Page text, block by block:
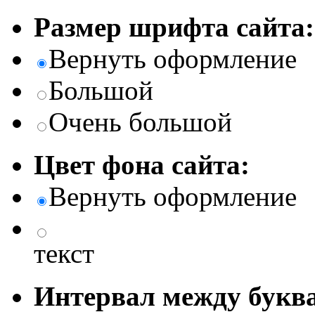
Размер шрифта сайта:
Вернуть оформление
Большой
Очень большой
Цвет фона сайта:
Вернуть оформление
текст
Интервал между